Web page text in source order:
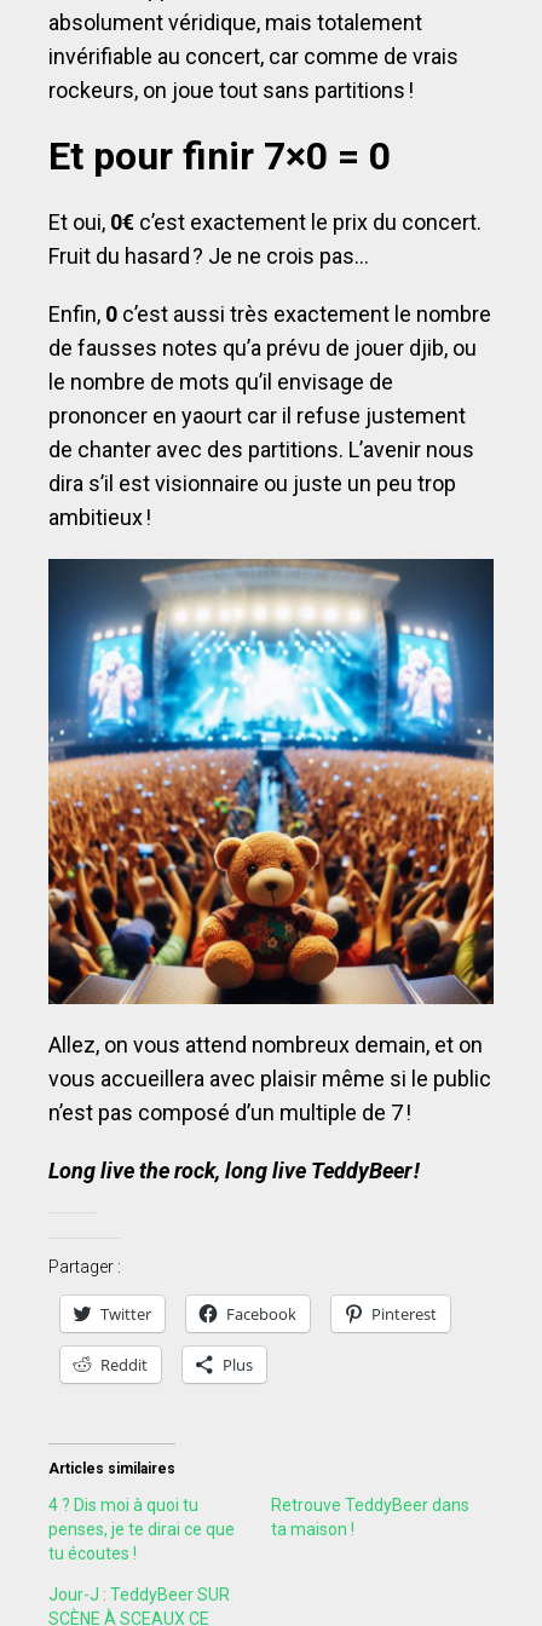
absolument véridique, mais totalement
invérifiable au concert, car comme de vrais
rockeurs, on joue tout sans partitions !
Et pour finir 7×0 = 0
Et oui, 0€ c’est exactement le prix du concert.
Fruit du hasard ? Je ne crois pas…
Enfin, 0 c’est aussi très exactement le nombre
de fausses notes qu’a prévu de jouer djib, ou
le nombre de mots qu’il envisage de
prononcer en yaourt car il refuse justement
de chanter avec des partitions. L’avenir nous
dira s’il est visionnaire ou juste un peu trop
ambitieux !
Allez, on vous attend nombreux demain, et on
vous accueillera avec plaisir même si le public
n’est pas composé d’un multiple de 7 !
Long live the rock, long live TeddyBeer !
Partager :
Twitter Facebook Pinterest
Reddit Plus
Articles similaires
4 ? Dis moi à quoi tu
penses, je te dirai ce que
tu écoutes !
Retrouve TeddyBeer dans
ta maison !
Jour-J : TeddyBeer SUR
SCÈNE À SCEAUX CE